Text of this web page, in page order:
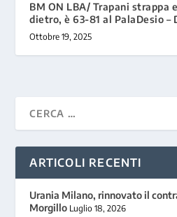
BM ON LBA/ Trapani strappa
dietro, è 63-81 al PalaDesio –
Ottobre 19, 2025
ARTICOLI RECENTI
Urania Milano, rinnovato il
Morgillo Luglio 18, 2026